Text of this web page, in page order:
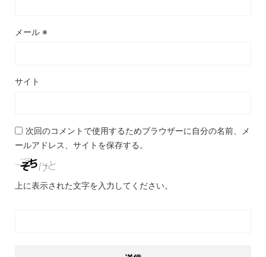
メール ※
サイト
次回のコメントで使用するためブラウザーに自分の名前、メ
ールアドレス、サイトを保存する。
上に表示された文字を入力してください。